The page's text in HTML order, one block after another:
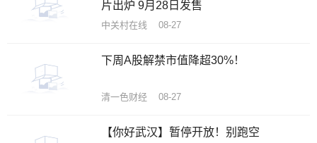
片出炉 9月28日发售
中关村在线 08-27
下周A股解禁市值降超30%！
清一色财经 08-27
【你好武汉】暂停开放！别跑空